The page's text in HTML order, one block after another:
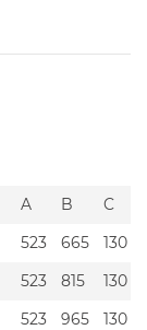
A B
C
523 665
130
523 815
130
523 965
130